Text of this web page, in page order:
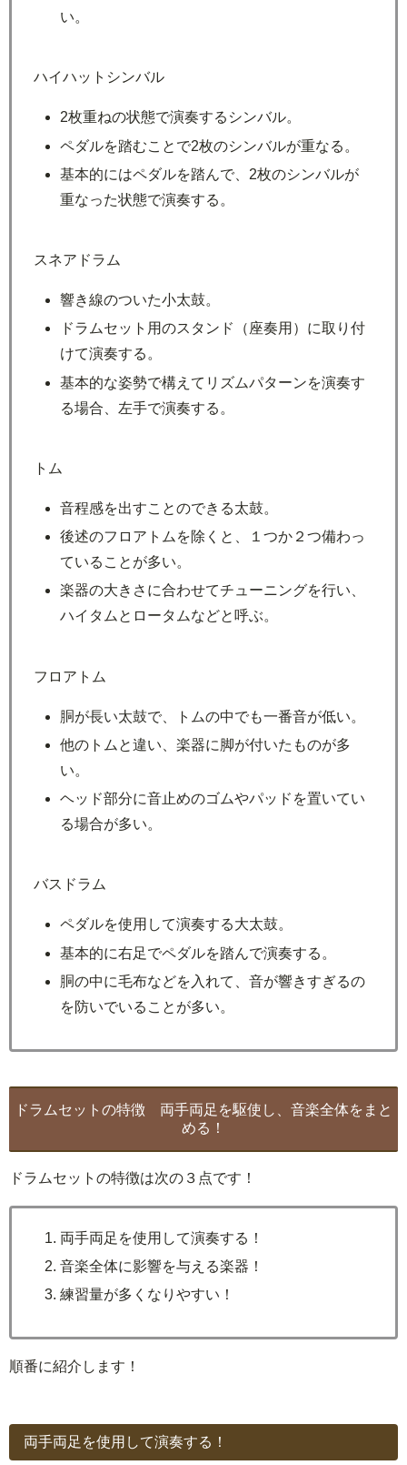
い。
ハイハットシンバル
2枚重ねの状態で演奏するシンバル。
ペダルを踏むことで2枚のシンバルが重なる。
基本的にはペダルを踏んで、2枚のシンバルが
重なった状態で演奏する。
スネアドラム
響き線のついた小太鼓。
ドラムセット用のスタンド（座奏用）に取り付
けて演奏する。
基本的な姿勢で構えてリズムパターンを演奏す
る場合、左手で演奏する。
トム
音程感を出すことのできる太鼓。
後述のフロアトムを除くと、１つか２つ備わっ
ていることが多い。
楽器の大きさに合わせてチューニングを行い、
ハイタムとロータムなどと呼ぶ。
フロアトム
胴が長い太鼓で、トムの中でも一番音が低い。
他のトムと違い、楽器に脚が付いたものが多
い。
ヘッド部分に音止めのゴムやパッドを置いてい
る場合が多い。
バスドラム
ペダルを使用して演奏する大太鼓。
基本的に右足でペダルを踏んで演奏する。
胴の中に毛布などを入れて、音が響きすぎるの
を防いでいることが多い。
ドラムセットの特徴 両手両足を駆使し、音楽全体をまと
める！
ドラムセットの特徴は次の３点です！
両手両足を使用して演奏する！
音楽全体に影響を与える楽器！
練習量が多くなりやすい！
順番に紹介します！
両手両足を使用して演奏する！